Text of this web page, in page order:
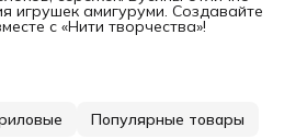
игрушек амигуруми. Создавайте
с «Нити творчества»!
Популярные товары